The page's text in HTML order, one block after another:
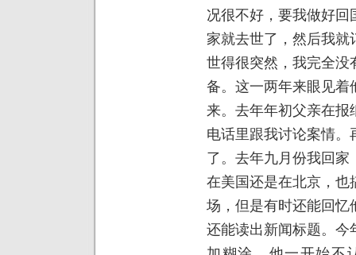
况很不好，要我做好
家就去世了，然后我
世得很突然，我完全没
备。这一两年来眼见着
来。去年年初父亲在报
电话里跟我讨论案情
了。去年九月份我回
在美国还是在北京，也
场，但是有时还能回忆
还能读出新闻标题。今